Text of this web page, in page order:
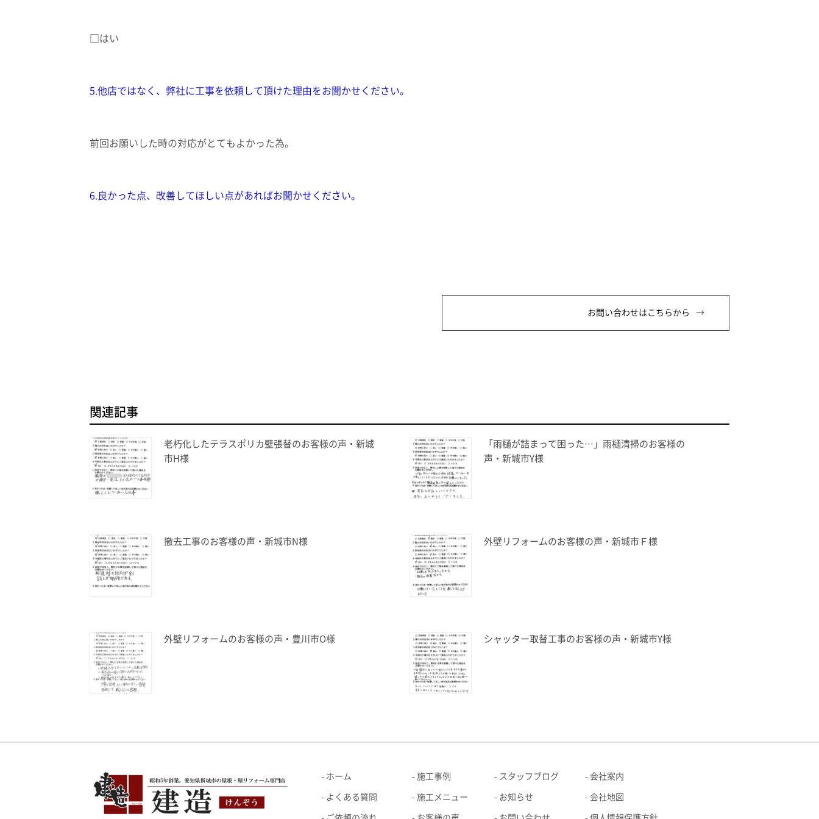
□はい
5.他店ではなく、弊社に工事を依頼して頂けた理由をお聞かせください。
前回お願いした時の対応がとてもよかった為。
6.良かった点、改善してほしい点があればお聞かせください。
お問い合わせはこちらから
関連記事
老朽化したテラスポリカ壁張替のお客様の声・新城
市H様
「雨樋が詰まって困った…」雨樋清掃のお客様の
声・新城市Y様
撤去工事のお客様の声・新城市N様 外壁リフォームのお客様の声・新城市Ｆ様
外壁リフォームのお客様の声・豊川市O様 シャッター取替工事のお客様の声・新城市Y様
ホーム
よくある質問
施工事例
施工メニュー
スタッフブログ
お知らせ
会社案内
会社地図